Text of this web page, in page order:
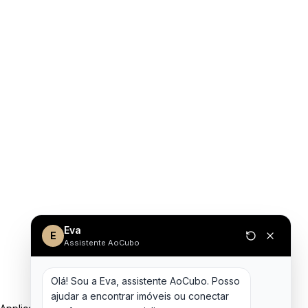
E Eva
Assistente AoCubo
Olá! Sou a Eva, assistente AoCubo. Posso
ajudar a encontrar imóveis ou conectar